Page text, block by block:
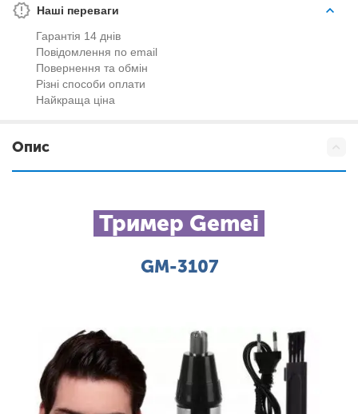
Наші переваги
Гарантія 14 днів
Повідомлення по email
Повернення та обмін
Різні способи оплати
Найкраща ціна
Опис
Тример Gemei
GM-3107